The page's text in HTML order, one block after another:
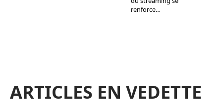
renforce…
ARTICLES EN VEDETTE